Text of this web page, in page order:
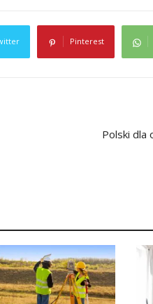
Pinterest
Polski dla